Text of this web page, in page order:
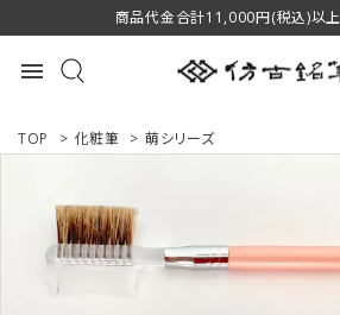
商品代金合計11,000円(税込)以上
menu
ACCOUNT MENU
ようこそ ゲスト 様
TOP > 化粧筆 > 萌シリーズ